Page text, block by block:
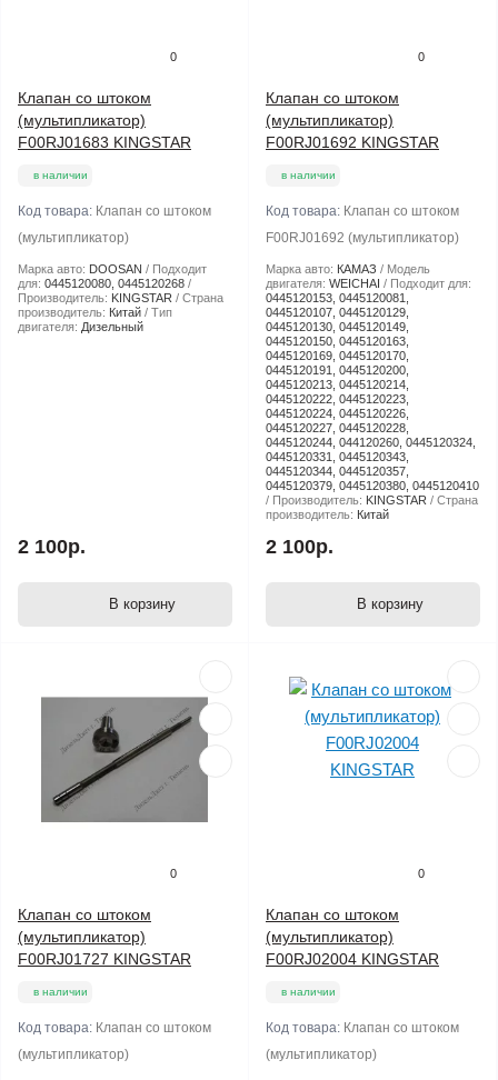
0
Клапан со штоком
(мультипликатор)
F00RJ01683 KINGSTAR
в наличии
Код товара: Клапан со штоком
(мультипликатор)
Марка авто: DOOSAN
Подходит
для: 0445120080, 0445120268
Производитель: KINGSTAR
Страна
производитель: Китай
Тип
двигателя: Дизельный
2 100р.
В корзину
0
Клапан со штоком
(мультипликатор)
F00RJ01692 KINGSTAR
в наличии
Код товара: Клапан со штоком
F00RJ01692 (мультипликатор)
Марка авто: КАМАЗ
Модель
двигателя: WEICHAI
Подходит для:
0445120153, 0445120081,
0445120107, 0445120129,
0445120130, 0445120149,
0445120150, 0445120163,
0445120169, 0445120170,
0445120191, 0445120200,
0445120213, 0445120214,
0445120222, 0445120223,
0445120224, 0445120226,
0445120227, 0445120228,
0445120244, 044120260, 0445120324,
0445120331, 0445120343,
0445120344, 0445120357,
0445120379, 0445120380, 0445120410
Производитель: KINGSTAR
Страна
производитель: Китай
2 100р.
В корзину
0
Клапан со штоком
(мультипликатор)
F00RJ01727 KINGSTAR
в наличии
Код товара: Клапан со штоком
(мультипликатор)
0
Клапан со штоком
(мультипликатор)
F00RJ02004 KINGSTAR
в наличии
Код товара: Клапан со штоком
(мультипликатор)